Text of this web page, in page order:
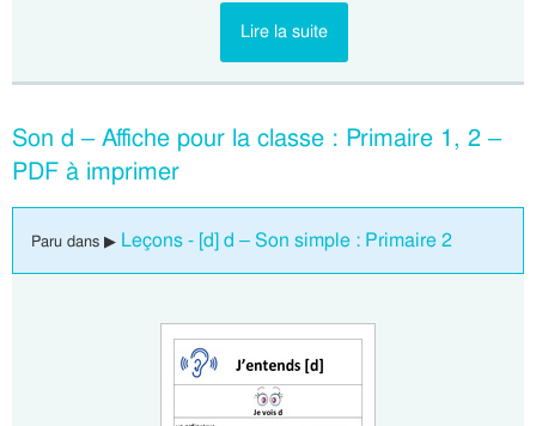
Lire la suite
Son d – Affiche pour la classe : Primaire 1, 2 –
PDF à imprimer
Paru dans ▶ Leçons - [d] d – Son simple : Primaire 2